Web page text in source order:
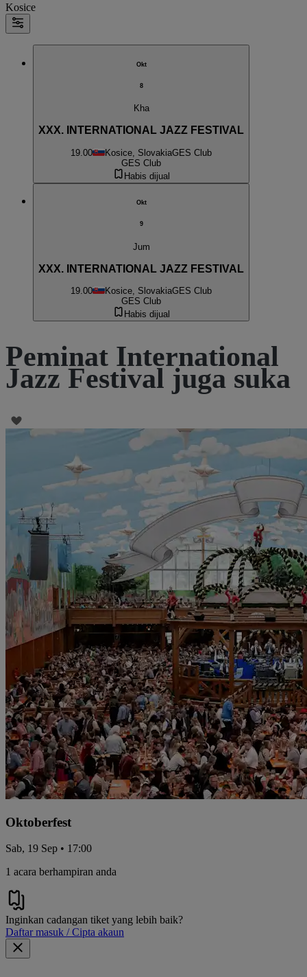
Kosice
Okt
8
Kha
XXX. INTERNATIONAL JAZZ FESTIVAL
19.00 Kosice, SlovakiaGES Club
GES Club
Habis dijual
Okt
9
Jum
XXX. INTERNATIONAL JAZZ FESTIVAL
19.00 Kosice, SlovakiaGES Club
GES Club
Habis dijual
Peminat International
Jazz Festival juga suka
Oktoberfest
Sab, 19 Sep • 17:00
1 acara berhampiran anda
Inginkan cadangan tiket yang lebih baik?
Daftar masuk / Cipta akaun